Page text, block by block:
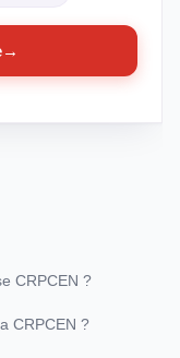
→
CRPCEN ?
CRPCEN ?